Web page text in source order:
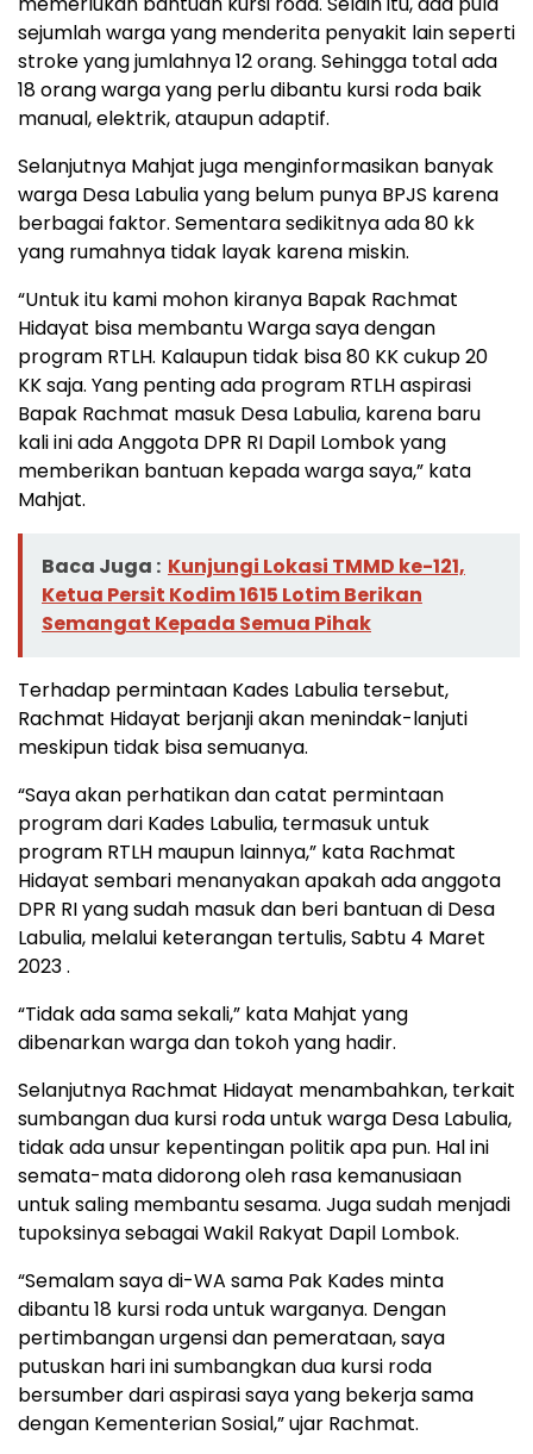
sejumlah warga yang menderita penyakit lain seperti
stroke yang jumlahnya 12 orang. Sehingga total ada
18 orang warga yang perlu dibantu kursi roda baik
manual, elektrik, ataupun adaptif.
Selanjutnya Mahjat juga menginformasikan banyak
warga Desa Labulia yang belum punya BPJS karena
berbagai faktor. Sementara sedikitnya ada 80 kk
yang rumahnya tidak layak karena miskin.
“Untuk itu kami mohon kiranya Bapak Rachmat
Hidayat bisa membantu Warga saya dengan
program RTLH. Kalaupun tidak bisa 80 KK cukup 20
KK saja. Yang penting ada program RTLH aspirasi
Bapak Rachmat masuk Desa Labulia, karena baru
kali ini ada Anggota DPR RI Dapil Lombok yang
memberikan bantuan kepada warga saya,” kata
Mahjat.
Baca Juga : Kunjungi Lokasi TMMD ke-121,
Ketua Persit Kodim 1615 Lotim Berikan
Semangat Kepada Semua Pihak
Terhadap permintaan Kades Labulia tersebut,
Rachmat Hidayat berjanji akan menindak-lanjuti
meskipun tidak bisa semuanya.
“Saya akan perhatikan dan catat permintaan
program dari Kades Labulia, termasuk untuk
program RTLH maupun lainnya,” kata Rachmat
Hidayat sembari menanyakan apakah ada anggota
DPR RI yang sudah masuk dan beri bantuan di Desa
Labulia, melalui keterangan tertulis, Sabtu 4 Maret
2023 .
“Tidak ada sama sekali,” kata Mahjat yang
dibenarkan warga dan tokoh yang hadir.
Selanjutnya Rachmat Hidayat menambahkan, terkait
sumbangan dua kursi roda untuk warga Desa Labulia,
tidak ada unsur kepentingan politik apa pun. Hal ini
semata-mata didorong oleh rasa kemanusiaan
untuk saling membantu sesama. Juga sudah menjadi
tupoksinya sebagai Wakil Rakyat Dapil Lombok.
“Semalam saya di-WA sama Pak Kades minta
dibantu 18 kursi roda untuk warganya. Dengan
pertimbangan urgensi dan pemerataan, saya
putuskan hari ini sumbangkan dua kursi roda
bersumber dari aspirasi saya yang bekerja sama
dengan Kementerian Sosial,” ujar Rachmat.